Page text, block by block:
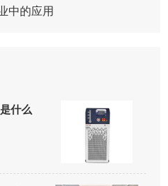
中的应用
什么